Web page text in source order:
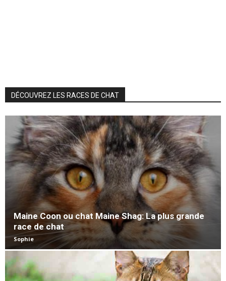
DÉCOUVREZ LES RACES DE CHAT
Maine Coon ou chat Maine Shag: La plus grande
race de chat
Sophie